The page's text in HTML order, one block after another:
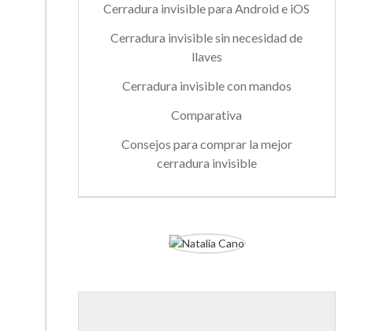
Cerradura invisible para Android e iOS
Cerradura invisible sin necesidad de
llaves
Cerradura invisible con mandos
Comparativa
Consejos para comprar la mejor
cerradura invisible